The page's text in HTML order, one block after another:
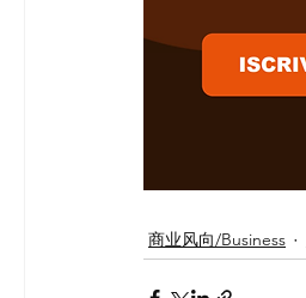
商业风向/Business